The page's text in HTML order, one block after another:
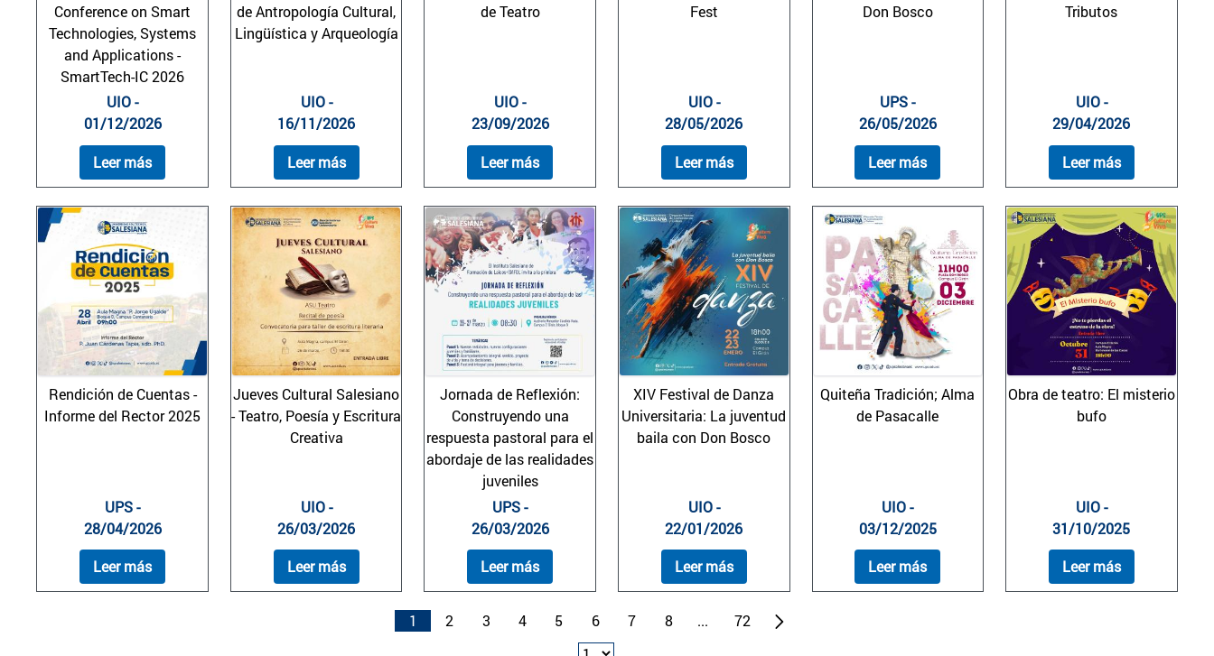
Conference on Smart
Technologies, Systems
and Applications -
SmartTech-IC 2026
UIO -
01/12/2026
Leer más
de Antropología Cultural,
Lingüística y Arqueología
UIO -
16/11/2026
Leer más
de Teatro
UIO -
23/09/2026
Leer más
Fest
UIO -
28/05/2026
Leer más
Don Bosco
UPS -
26/05/2026
Leer más
Tributos
UIO -
29/04/2026
Leer más
Rendición de Cuentas -
Informe del Rector 2025
UPS -
28/04/2026
Leer más
Jueves Cultural Salesiano
- Teatro, Poesía y Escritura
Creativa
UIO -
26/03/2026
Leer más
Jornada de Reflexión:
Construyendo una
respuesta pastoral para el
abordaje de las realidades
juveniles
UPS -
26/03/2026
Leer más
XIV Festival de Danza
Universitaria: La juventud
baila con Don Bosco
UIO -
22/01/2026
Leer más
Quiteña Tradición; Alma
de Pasacalle
UIO -
03/12/2025
Leer más
Obra de teatro: El misterio
bufo
UIO -
31/10/2025
Leer más
1 2 3 4 5 6 7 8 ... 72